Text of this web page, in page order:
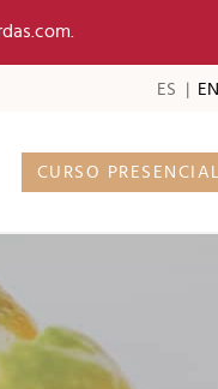
ES EN
CURSO PRESENCIAL